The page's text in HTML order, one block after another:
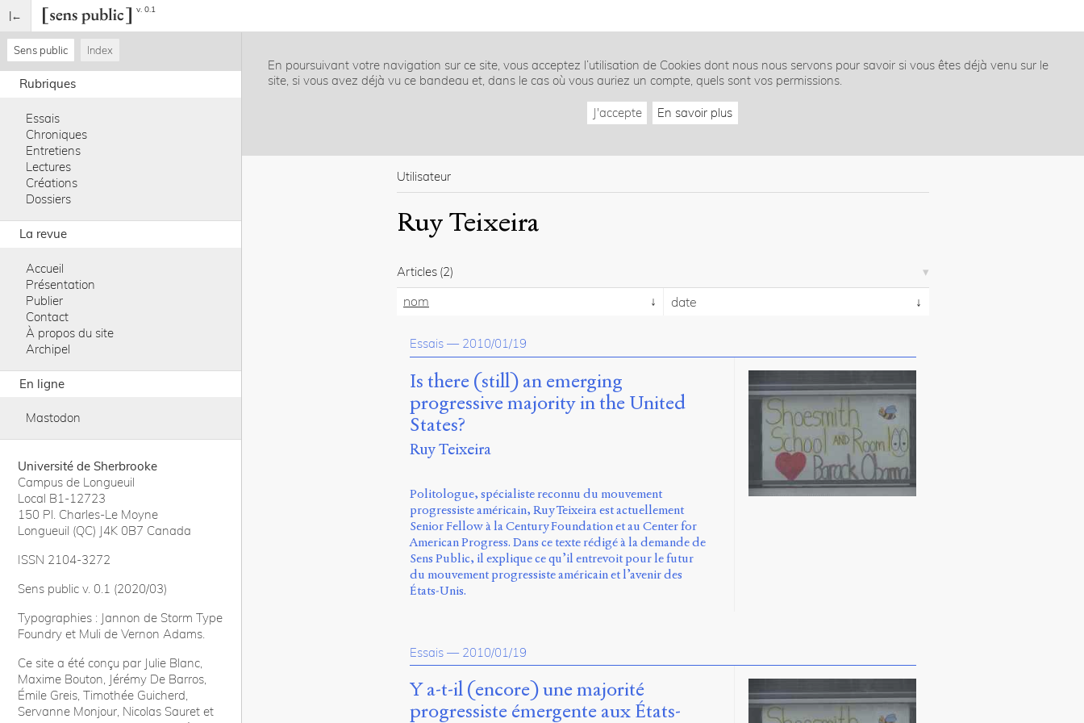
v. 0.1
Sens public Index
Rubriques
Essais
Chroniques
Entretiens
Lectures
Créations
Dossiers
La revue
Accueil
Présentation
Publier
Contact
À propos du site
Archipel
En ligne
Mastodon
Université de Sherbrooke
Campus de Longueuil
Local B1-12723
150 Pl. Charles-Le Moyne
Longueuil (QC) J4K 0B7 Canada
ISSN 2104-3272
Sens public v. 0.1 (2020/03)
Typographies : Jannon de Storm Type
Foundry et Muli de Vernon Adams.
Ce site a été conçu par Julie Blanc,
Maxime Bouton, Jérémy De Barros,
Émile Greis, Timothée Guicherd,
Servanne Monjour, Nicolas Sauret et
En poursuivant votre navigation sur ce site, vous acceptez l’utilisation de Cookies dont nous nous servons pour savoir si vous êtes déjà venu sur le
site, si vous avez déjà vu ce bandeau et, dans le cas où vous auriez un compte, quels sont vos permissions.
J'accepte En savoir plus
Utilisateur
Ruy Teixeira
Articles (2)
nom date
Essais — 2010/01/19
Is there (still) an emerging
progressive majority in the United
States?
Ruy Teixeira
Politologue, spécialiste reconnu du mouvement
progressiste américain, Ruy Teixeira est actuellement
Senior Fellow à la Century Foundation et au Center for
American Progress. Dans ce texte rédigé à la demande de
Sens Public, il explique ce qu’il entrevoit pour le futur
du mouvement progressiste américain et l’avenir des
États-Unis.
Essais — 2010/01/19
Y a-t-il (encore) une majorité
progressiste émergente aux États-